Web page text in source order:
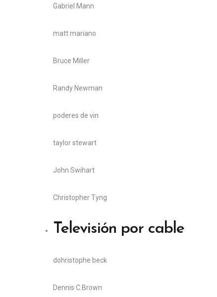
Gabriel Mann
matt mariano
Bruce Miller
Randy Newman
poderes de vin
taylor stewart
John Swihart
Christopher Tyng
Televisión por cable
dohristophe beck
Dennis C.Brown